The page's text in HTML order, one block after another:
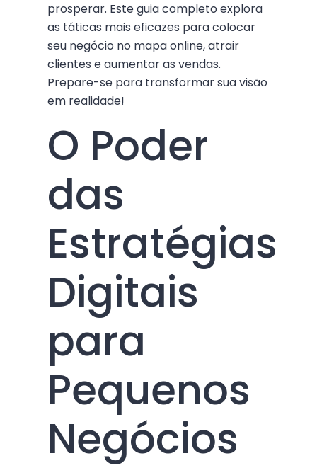
prosperar. Este guia completo explora
as táticas mais eficazes para colocar
seu negócio no mapa online, atrair
clientes e aumentar as vendas.
Prepare-se para transformar sua visão
em realidade!
O Poder
das
Estratégias
Digitais
para
Pequenos
Negócios